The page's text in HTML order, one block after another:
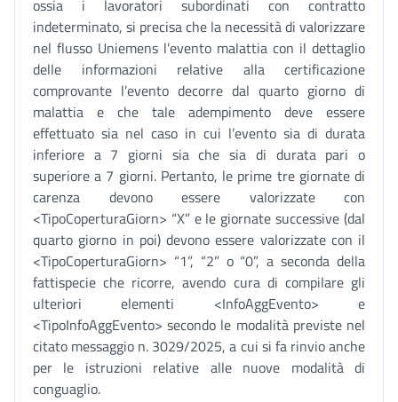
ossia i lavoratori subordinati con contratto
indeterminato, si precisa che la necessità di valorizzare
nel flusso Uniemens l’evento malattia con il dettaglio
delle informazioni relative alla certificazione
comprovante l’evento decorre dal quarto giorno di
malattia e che tale adempimento deve essere
effettuato sia nel caso in cui l’evento sia di durata
inferiore a 7 giorni sia che sia di durata pari o
superiore a 7 giorni. Pertanto, le prime tre giornate di
carenza devono essere valorizzate con
<TipoCoperturaGiorn> “X” e le giornate successive (dal
quarto giorno in poi) devono essere valorizzate con il
<TipoCoperturaGiorn> “1”, “2” o “0”, a seconda della
fattispecie che ricorre, avendo cura di compilare gli
ulteriori elementi <InfoAggEvento> e
<TipoInfoAggEvento> secondo le modalità previste nel
citato messaggio n. 3029/2025, a cui si fa rinvio anche
per le istruzioni relative alle nuove modalità di
conguaglio.